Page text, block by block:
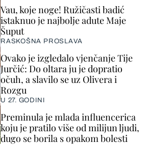
Vau, koje noge! Ružičasti badić
istaknuo je najbolje adute Maje
Šuput
RASKOŠNA PROSLAVA
Ovako je izgledalo vjenčanje Tije
Jurčić: Do oltara ju je dopratio
očuh, a slavilo se uz Olivera i
Rozgu
U 27. GODINI
Preminula je mlada influencerica
koju je pratilo više od milijun ljudi,
dugo se borila s opakom bolesti